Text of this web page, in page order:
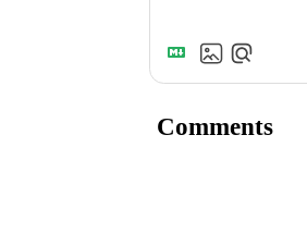
Comments